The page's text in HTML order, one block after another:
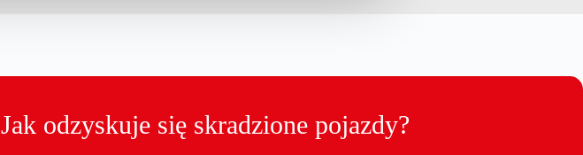
Jak odzyskuje się skradzione pojazdy?